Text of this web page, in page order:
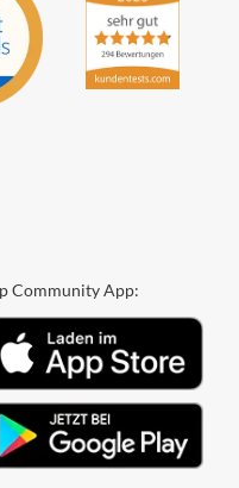
Community App: